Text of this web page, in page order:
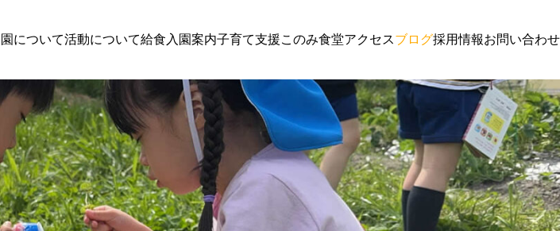
園について活動について給食 入園案内子育て支援このみ食堂アクセスブログ採用情報お問い合わせ
子育て支援 子育て支援 園からの